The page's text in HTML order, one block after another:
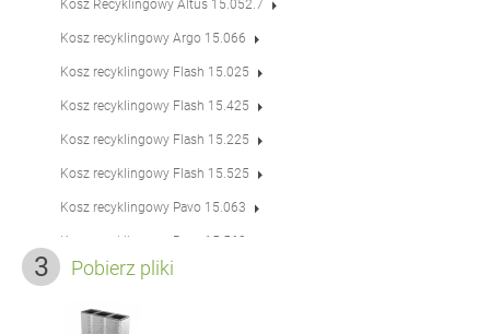
Kosz Recyklingowy Altus 15.052.7
Kosz recyklingowy Argo 15.066
Kosz recyklingowy Flash 15.025
Kosz recyklingowy Flash 15.425
Kosz recyklingowy Flash 15.225
Kosz recyklingowy Flash 15.525
Kosz recyklingowy Pavo 15.063
Kosz recyklingowy Pavo 15.563
Kosz recyklingowy Pavo 15.263
Kosz recyklingowy Pavo 15.463
Pobierz pliki